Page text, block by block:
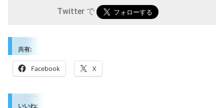
Twitter で
共有:
Facebook X
いいね: